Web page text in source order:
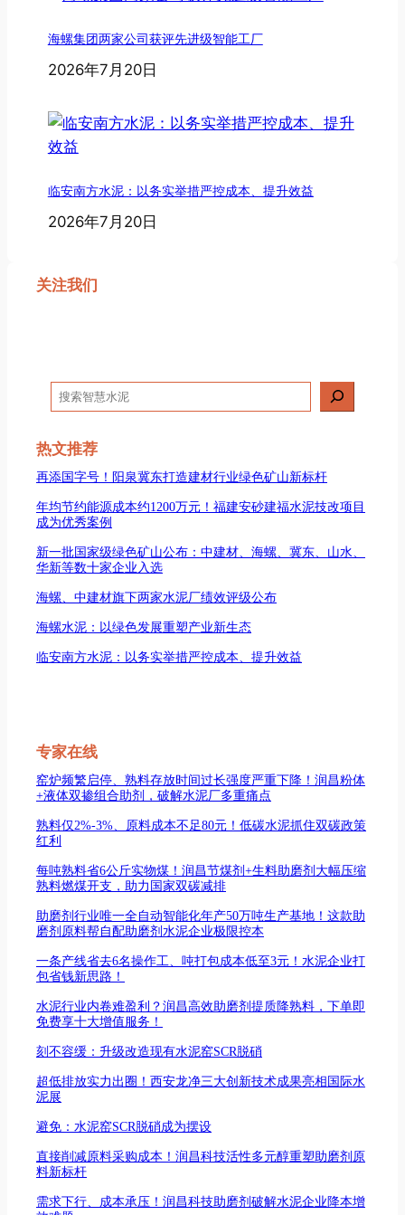
海螺集团两家公司获评先进级智能工厂
2026年7月20日
临安南方水泥：以务实举措严控成本、提升效益
2026年7月20日
关注我们
搜
索
热文推荐
再添国字号！阳泉冀东打造建材行业绿色矿山新标杆
年均节约能源成本约1200万元！福建安砂建福水泥技改项目
成为优秀案例
新一批国家级绿色矿山公布：中建材、海螺、冀东、山水、
华新等数十家企业入选
海螺、中建材旗下两家水泥厂绩效评级公布
海螺水泥：以绿色发展重塑产业新生态
临安南方水泥：以务实举措严控成本、提升效益
专家在线
窑炉频繁启停、熟料存放时间过长强度严重下降！润昌粉体
+液体双掺组合助剂，破解水泥厂多重痛点
熟料仅2%-3%、原料成本不足80元！低碳水泥抓住双碳政策
红利
每吨熟料省6公斤实物煤！润昌节煤剂+生料助磨剂大幅压缩
熟料燃煤开支，助力国家双碳减排
助磨剂行业唯一全自动智能化年产50万吨生产基地！这款助
磨剂原料帮自配助磨剂水泥企业极限控本
一条产线省去6名操作工、吨打包成本低至3元！水泥企业打
包省钱新思路！
水泥行业内卷难盈利？润昌高效助磨剂提质降熟料，下单即
免费享十大增值服务！
刻不容缓：升级改造现有水泥窑SCR脱硝
超低排放实力出圈！西安龙净三大创新技术成果亮相国际水
泥展
避免：水泥窑SCR脱硝成为摆设
直接削减原料采购成本！润昌科技活性多元醇重塑助磨剂原
料新标杆
需求下行、成本承压！润昌科技助磨剂破解水泥企业降本增